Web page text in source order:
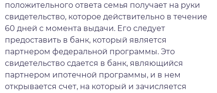
положительного ответа семья получает на руки
свидетельство, которое действительно в течение
60 дней с момента выдачи. Его следует
предоставить в банк, который является
партнером федеральной программы. Это
свидетельство сдается в банк, являющийся
партнером ипотечной программы, и в нем
открывается счет, на который и зачисляется